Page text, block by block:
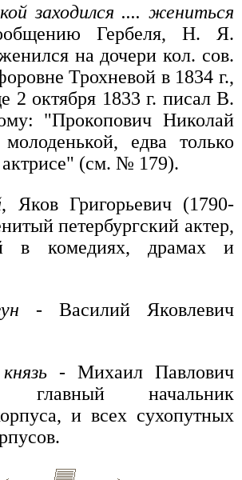
заходился .... жениться
Гербеля, Н. Я.
на дочери кол. сов.
Трохневой в 1834 г.,
2 октября 1833 г. писал В.
"Прокопович Николай
едва только
(см. № 179).
, Яков Григорьевич (1790-
петербургский актер,
в комедиях, драмах и
- Василий Яковлевич
- Михаил Павлович
главный начальник
и всех сухопутных